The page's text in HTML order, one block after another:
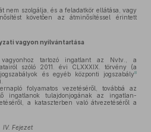
nem szolgálja, és a feladatkör ellátása, vagy
követően az átminősítéssel érintett
vagyon nyilvántartása
tartozó ingatlant az Nvtv., a
szóló 2011. évi CLXXXIX. törvény (a
és egyéb központi jogszabály8
folyamatos vezetéséről, továbbá az
ingatlanok tulajdonjogának az ingatlan-
a kataszterben való átvezetéséről a
IV. Fejezet